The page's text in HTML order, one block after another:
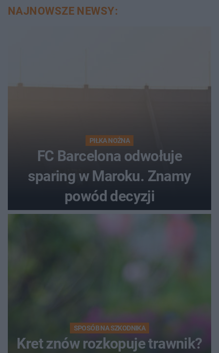
NAJNOWSZE NEWSY:
PIŁKA NOŻNA
FC Barcelona odwołuje
sparing w Maroku. Znamy
powód decyzji
SPOSÓB NA SZKODNIKA
Kret znów rozkopuje trawnik?